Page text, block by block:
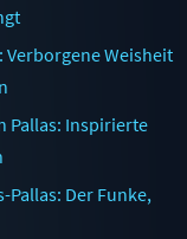
Verborgene Weisheit
Pallas: Inspirierte
Der Funke,